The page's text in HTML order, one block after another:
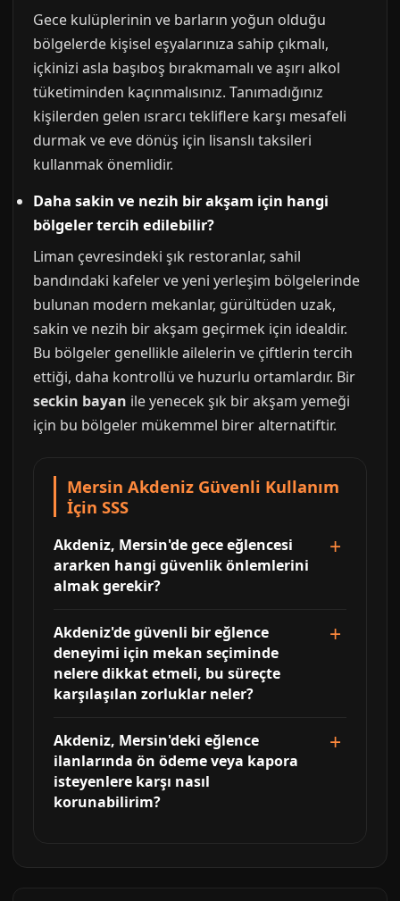
Gece kulüplerinin ve barların yoğun olduğu
bölgelerde kişisel eşyalarınıza sahip çıkmalı,
içkinizi asla başıboş bırakmamalı ve aşırı alkol
tüketiminden kaçınmalısınız. Tanımadığınız
kişilerden gelen ısrarcı tekliflere karşı mesafeli
durmak ve eve dönüş için lisanslı taksileri
kullanmak önemlidir.
Daha sakin ve nezih bir akşam için hangi
bölgeler tercih edilebilir?
Liman çevresindeki şık restoranlar, sahil
bandındaki kafeler ve yeni yerleşim bölgelerinde
bulunan modern mekanlar, gürültüden uzak,
sakin ve nezih bir akşam geçirmek için idealdir.
Bu bölgeler genellikle ailelerin ve çiftlerin tercih
ettiği, daha kontrollü ve huzurlu ortamlardır. Bir
seckin bayan ile yenecek şık bir akşam yemeği
için bu bölgeler mükemmel birer alternatiftir.
Mersin Akdeniz Güvenli Kullanım
İçin SSS
Akdeniz, Mersin'de gece eğlencesi
ararken hangi güvenlik önlemlerini
almak gerekir?
Akdeniz'de güvenli bir eğlence
deneyimi için mekan seçiminde
nelere dikkat etmeli, bu süreçte
karşılaşılan zorluklar neler?
Akdeniz, Mersin'deki eğlence
ilanlarında ön ödeme veya kapora
isteyenlere karşı nasıl
korunabilirim?